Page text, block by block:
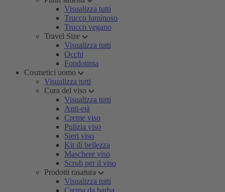
Visualizza tutti
Trucco luminoso
Trucco vegano
Travel Size
Visualizza tutti
Occhi
Fondotinta
Cosmetici uomo
Visualizza tutti
Cura del viso
Visualizza tutti
Anti-età
Creme viso
Pulizia viso
Sieri viso
Kit di bellezza
Maschere viso
Scrub per il viso
Prodotti rasatura
Visualizza tutti
Crema da barba